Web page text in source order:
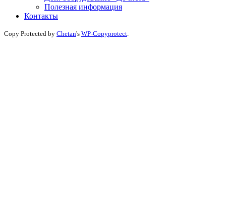
Полезная информация
Контакты
Copy Protected by Chetan's WP-Copyprotect